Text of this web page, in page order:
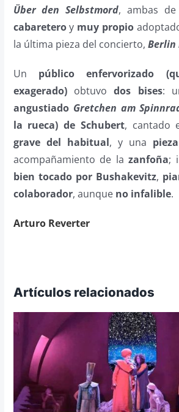
Über den Selbstmord, ambas de
cabareteroy muy propio
la última pieza del concierto, Berlin
Un público enfervorizado
exagerado)obtuvodos bises:
angustiado Gretchen am
la rueca) de Schubert, cantado
grave del habitual, y una
acompañamiento de lazanfoña;
bien tocado por Bushakevitz,
colaborador, aunque no infalible.
Arturo Reverter
Artículos relacionados